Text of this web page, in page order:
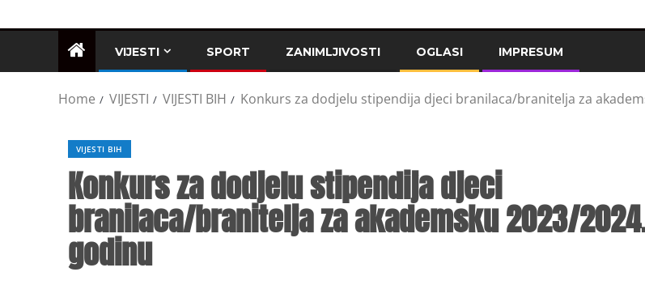
VIJESTI SPORT ZANIMLJIVOSTI OGLASI IMPRESUM
Home VIJESTI VIJESTI BIH Konkurs za dodjelu stipendija djeci branilaca/branitelja za
VIJESTI BIH
Konkurs za dodjelu stipendija djeci
branilaca/branitelja za akademsku 2023/
godinu